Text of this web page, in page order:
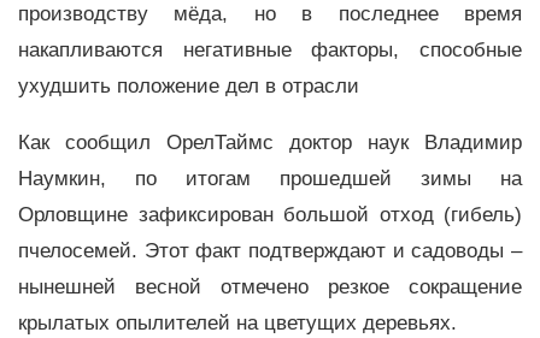
производству мёда, но в последнее время
накапливаются негативные факторы, способные
ухудшить положение дел в отрасли
Как сообщил ОрелТаймс доктор наук Владимир
Наумкин, по итогам прошедшей зимы на
Орловщине зафиксирован большой отход (гибель)
пчелосемей. Этот факт подтверждают и садоводы –
нынешней весной отмечено резкое сокращение
крылатых опылителей на цветущих деревьях.